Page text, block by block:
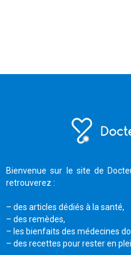
Bienvenue sur le site de
retrouverez :
– des articles dédiés à la santé,
– des remèdes,
– les bienfaits des médecines
– des recettes pour rester en